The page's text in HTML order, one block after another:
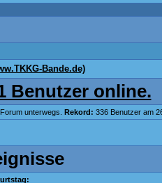
Bande.de)
Benutzer online.
unterwegs. Rekord: 336 Benutzer am